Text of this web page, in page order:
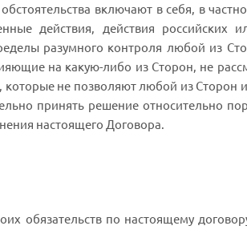
включают в себя, в
действия, действия российских
разумного контроля любой из
на какую-либо из Сторон, не
не позволяют любой из Сторон
принять решение относительно
настоящего Договора.
обязательств по настоящему